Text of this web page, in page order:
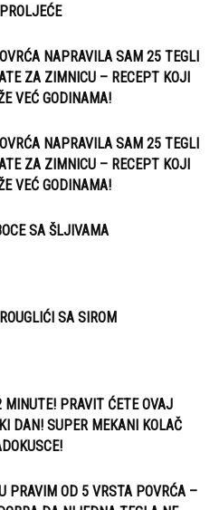
NAPRAVILA SAM 25 TEGLI
ZA ZIMNICU – RECEPT KOJI
VEĆ GODINAMA!
NAPRAVILA SAM 25 TEGLI
ZA ZIMNICU – RECEPT KOJI
VEĆ GODINAMA!
SA ŠLJIVAMA
SA SIROM
MINUTE! PRAVIT ĆETE OVAJ
DAN! SUPER MEKANI KOLAČ
PRAVIM OD 5 VRSTA POVRĆA –